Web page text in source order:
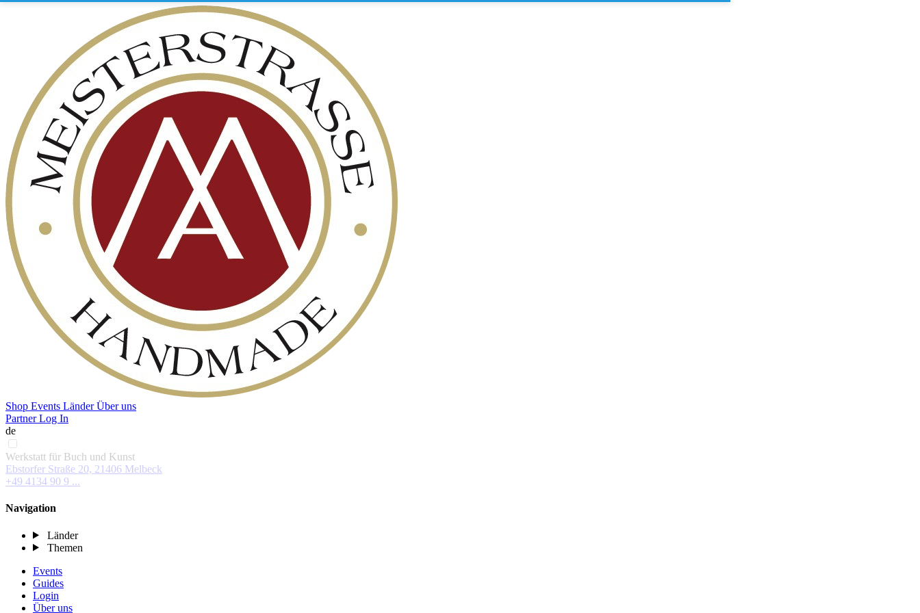
Shop Events LänderÜber uns
Partner Log In
de
Werkstatt für Buch und Kunst
Ebstorfer Straße 20, 21406 Melbeck
+49 4134 90 9 ...
Navigation
Länder
Themen
Events
Guides
Login
Über uns